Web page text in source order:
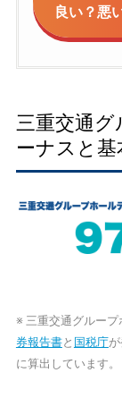
良い？悪
三重交通
ーナスと基
※ 三重交通グルー
券報告書と 国税庁
に算出しています。